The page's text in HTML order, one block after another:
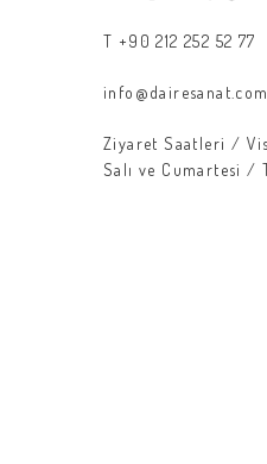
T +90 212 252 52 77
info@dairesanat.com
Ziyaret Saatleri /
Salı ve Cumartesi /